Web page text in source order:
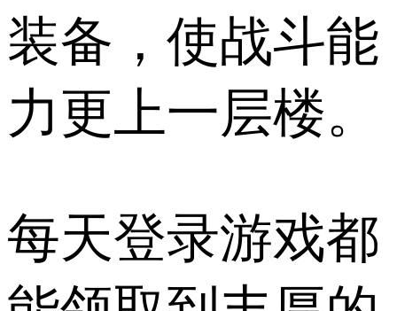
装备，使战斗能
力更上一层楼。
每天登录游戏都